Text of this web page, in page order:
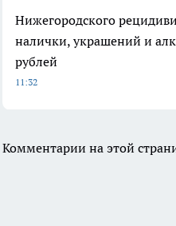
Нижегородского
налички, украшений и
рублей
11:32
Комментарии на этой